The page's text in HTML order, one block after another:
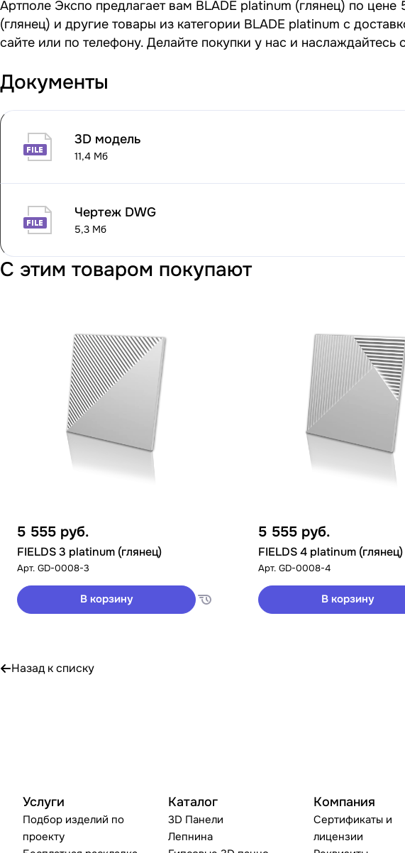
Артполе Экспо предлагает вам BLADE platinum (глянец) по
(глянец) и другие товары из категории BLADE platinum с
сайте или по телефону. Делайте покупки у нас и
Документы
3D модель
11,4 Мб
Чертеж DWG
5,3 Мб
С этим товаром покупают
5 555 руб.
FIELDS 3 platinum (глянец)
Арт. GD-0008-3
В корзину
5 555 руб.
FIELDS 4 platinum (глянец)
Арт. GD-0008-4
В корзину
Назад к списку
Услуги
Подбор изделий по
проекту
Каталог
3D Панели
Лепнина
Компания
Сертификаты и
лицензии